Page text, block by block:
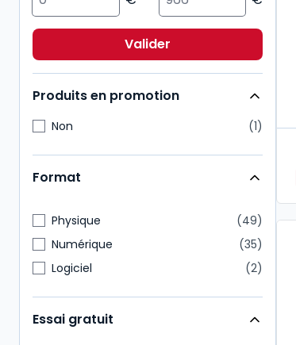
Immobilier
Multimatières
Fiscal
6
Valider
Produits en promotion
Non 1
Format
Physique
49
Numérique
35
Logiciel
2
Essai gratuit